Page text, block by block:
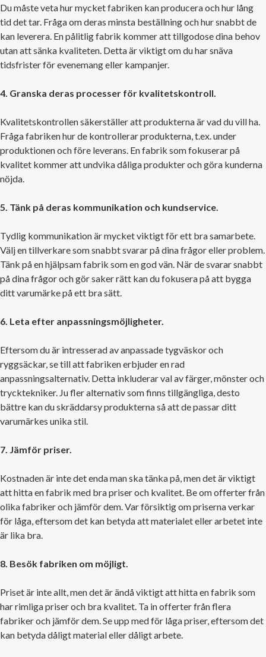
Du måste veta hur mycket fabriken kan producera och hur lång
tid det tar. Fråga om deras minsta beställning och hur snabbt de
kan leverera. En pålitlig fabrik kommer att tillgodose dina behov
utan att sänka kvaliteten. Detta är viktigt om du har snäva
tidsfrister för evenemang eller kampanjer.
4. Granska deras processer för kvalitetskontroll.
Kvalitetskontrollen säkerställer att produkterna är vad du vill ha.
Fråga fabriken hur de kontrollerar produkterna, t.ex. under
produktionen och före leverans. En fabrik som fokuserar på
kvalitet kommer att undvika dåliga produkter och göra kunderna
nöjda.
5. Tänk på deras kommunikation och kundservice.
Tydlig kommunikation är mycket viktigt för ett bra samarbete.
Välj en tillverkare som snabbt svarar på dina frågor eller problem.
Tänk på en hjälpsam fabrik som en god vän. När de svarar snabbt
på dina frågor och gör saker rätt kan du fokusera på att bygga
ditt varumärke på ett bra sätt.
6. Leta efter anpassningsmöjligheter.
Eftersom du är intresserad av anpassade tygväskor och
ryggsäckar, se till att fabriken erbjuder en rad
anpassningsalternativ. Detta inkluderar val av färger, mönster och
trycktekniker. Ju fler alternativ som finns tillgängliga, desto
bättre kan du skräddarsy produkterna så att de passar ditt
varumärkes unika stil.
7. Jämför priser.
Kostnaden är inte det enda man ska tänka på, men det är viktigt
att hitta en fabrik med bra priser och kvalitet. Be om offerter från
olika fabriker och jämför dem. Var försiktig om priserna verkar
för låga, eftersom det kan betyda att materialet eller arbetet inte
är lika bra.
8. Besök fabriken om möjligt.
Priset är inte allt, men det är ändå viktigt att hitta en fabrik som
har rimliga priser och bra kvalitet. Ta in offerter från flera
fabriker och jämför dem. Se upp med för låga priser, eftersom det
kan betyda dåligt material eller dåligt arbete.